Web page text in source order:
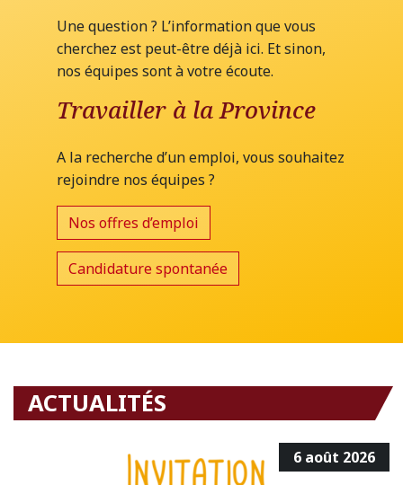
Une question ? L’information que vous
cherchez est peut-être déjà ici. Et sinon,
nos équipes sont à votre écoute.
Travailler à la Province
A la recherche d’un emploi, vous souhaitez
rejoindre nos équipes ?
Nos offres d’emploi
Candidature spontanée
ACTUALITÉS
6 août 2026